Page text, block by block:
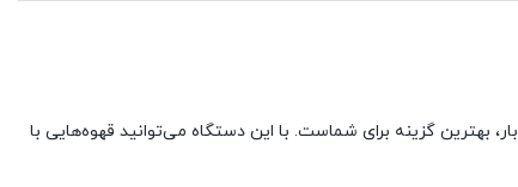
آیا به دنبال یک دستگاه اسپرسوساز با کیفیت بالا برای تهیه قهوه‌ای عالی هستید؟اسپرسوساز AK238EM Plus با قدرت موتور 1500 وات و فشار بخار 20 بار، بهترین گزینه برای شماست. با این دستگاه می‌توانید قهوه‌هایی با